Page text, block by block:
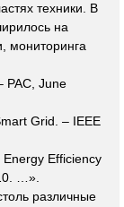
техники. В
на
мониторинга
PAC, June
Grid. – IEEE
Efficiency
…».
различные